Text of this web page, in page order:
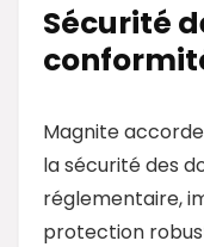
Sécurité
Magnite
la sécurité des
réglementaire,
protection